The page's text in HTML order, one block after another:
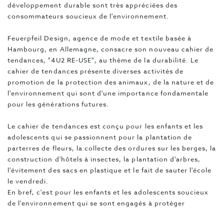
développement durable sont très appréciées des
consommateurs soucieux de l'environnement.
Feuerpfeil Design, agence de mode et textile basée à
Hambourg, en Allemagne, consacre son nouveau cahier de
tendances, "4U2 RE-USE", au thème de la durabilité. Le
cahier de tendances présente diverses activités de
promotion de la protection des animaux, de la nature et de
l'environnement qui sont d'une importance fondamentale
pour les générations futures.
Le cahier de tendances est conçu pour les enfants et les
adolescents qui se passionnent pour la plantation de
parterres de fleurs, la collecte des ordures sur les berges, la
construction d'hôtels à insectes, la plantation d'arbres,
l'évitement des sacs en plastique et le fait de sauter l'école
le vendredi.
En bref, c'est pour les enfants et les adolescents soucieux
de l'environnement qui se sont engagés à protéger